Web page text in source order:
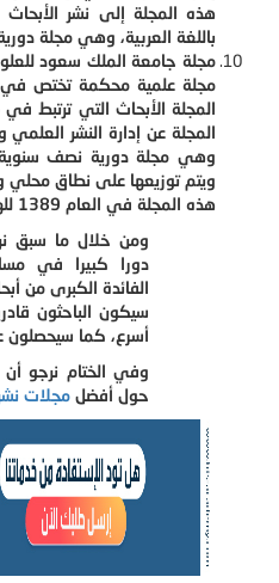
هذه المجلة إلى نشر الأبحاث
باللغة العربية، وهي مجلة
مجلة جامعة الملك سعود
مجلة علمية محكمة تختص في
المجلة الأبحاث التي ترتبط
المجلة عن إدارة النشر
وهي مجلة دورية نصف سنوية
ويتم توزيعها على نطاق محلي
هذه المجلة في العام 1389 للهجرة.
ومن خلال ما سبق
دورا كبيرا في
الفائدة الكبرى من
سيكون الباحثون
أسرع، كما سيحصلون
وفي الختام نرجو
حول أفضل مجلات